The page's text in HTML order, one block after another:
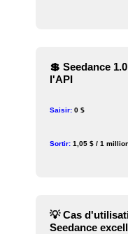
💲 Seedance
l'API
Saisir: 0 $
Sortir: 1,05 $ / 1
💡 Cas
Seedance